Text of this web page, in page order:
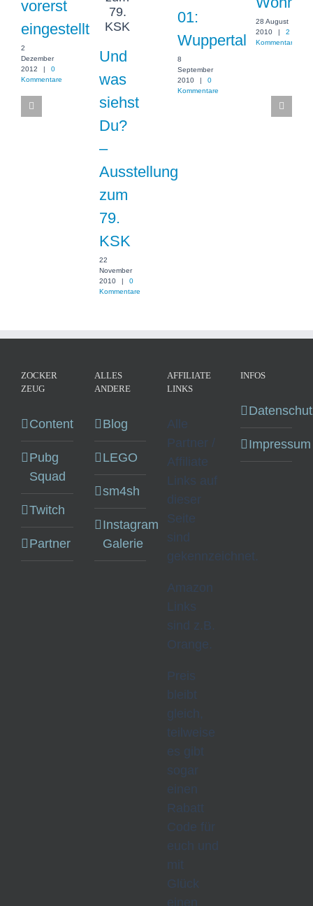
vorerst
eingestellt
2
Dezember
2012
|
0
Kommentare
Und
was
siehst
Du?
–
Ausstellung
zum
79.
KSK
22
November
2010
|
0
Kommentare
01:
Wuppertal
8
September
2010
|
0
Kommentare
28 August
2010
|
2
Kommentare
ZOCKER
ZEUG
Content
Pubg
Squad
Twitch
Partner
ALLES
ANDERE
Blog
LEGO
sm4sh
Instagram
Galerie
AFFILIATE
LINKS
Alle
Partner /
Affiliate
Links auf
dieser
Seite
sind
gekennzeichnet.
Amazon
Links
sind z.B.
Orange.
Preis
bleibt
gleich,
teilweise
es gibt
sogar
einen
Rabatt
Code für
euch und
mit
Glück
einen
INFOS
Impressum